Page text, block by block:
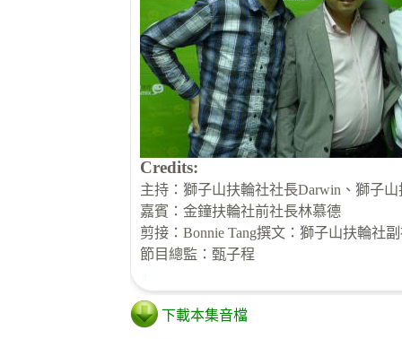
Credits:
主持：獅子山扶輪社社長Darwin、獅子山
嘉賓：金鐘扶輪社前社長林慕德
剪接：Bonnie Tang撰文：獅子山扶輪社副
節目總監：甄子程
下載本集音檔